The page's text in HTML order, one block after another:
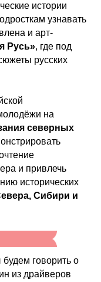
истории
узнавать
и арт-
Русь», где под
русских
на
северных
и привлечь
исторических
Сибири и
говорить о
из драйверов